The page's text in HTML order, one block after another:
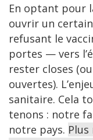
En optant pour
ouvrir un
refusant le
portes — vers
rester closes
ouvertes).
sanitaire. Cela
tenons : notre
notre pays.